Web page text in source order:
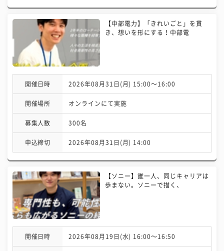
【中部電力】「きれいごと」を貫
き、想いを形にする！中部電
開催日時 2026年08月31日(月) 15:00〜16:00
開催場所 オンラインにて実施
募集人数 300名
申込締切 2026年08月31日(月) 14:00
【ソニー】誰一人、同じキャリアは
歩まない。ソニーで描く、
開催日時 2026年08月19日(水) 16:00〜16:50